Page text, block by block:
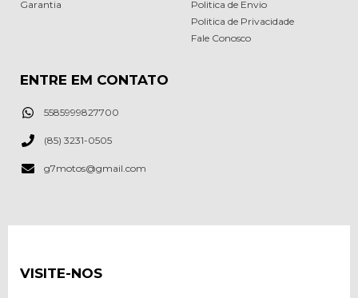
Garantia
Politica de Envio
Politica de Privacidade
Fale Conosco
ENTRE EM CONTATO
5585999827700
(85) 3231-0505
g7motos@gmail.com
VISITE-NOS